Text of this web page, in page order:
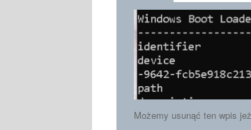
Możemy usunąć ten wpis